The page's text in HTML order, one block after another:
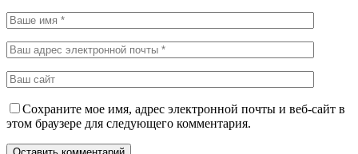
Сохраните мое имя, адрес электронной почты и веб-сайт в
этом браузере для следующего комментария.